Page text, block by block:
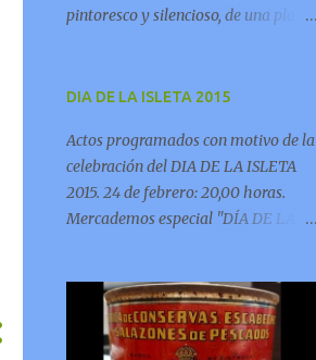
pintoresco y silencioso, de una playa
pastora que corría, una rústica flauta
armonía;
DIA DE LA ISLETA 2015
Actos programados con motivo de la
celebración del DIA DE LA ISLETA
2015. 24 de febrero: 20,00 horas.
Mercademos especial "DÍA DE LA
horas. Inauguración de exposición
"DÍA DE LA ISLETA" en el Centro
Pepe Dámaso (calle Benecharo)